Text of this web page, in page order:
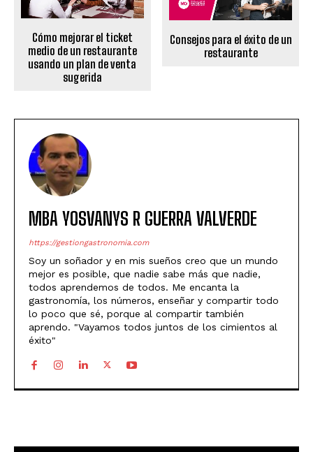
Cómo mejorar el ticket
medio de un restaurante
usando un plan de venta
sugerida
Consejos para el éxito de un
restaurante
MBA YOSVANYS R GUERRA VALVERDE
https://gestiongastronomia.com
Soy un soñador y en mis sueños creo que un mundo
mejor es posible, que nadie sabe más que nadie,
todos aprendemos de todos. Me encanta la
gastronomía, los números, enseñar y compartir todo
lo poco que sé, porque al compartir también
aprendo. "Vayamos todos juntos de los cimientos al
éxito"